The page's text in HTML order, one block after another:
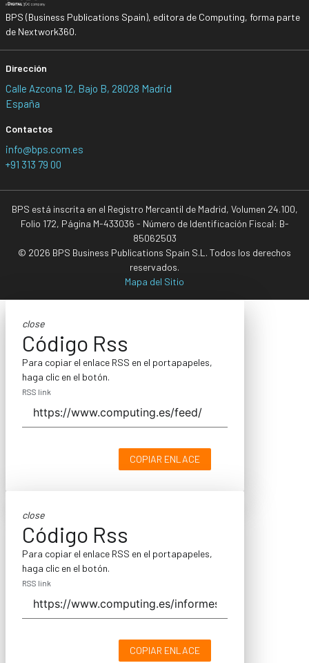
BPS (Business Publications Spain), editora de Computing, forma parte
de Nextwork360.
Dirección
Calle Azcona 12, Bajo B, 28028 Madrid
España
Contactos
info@bps.com.es
+91 313 79 00
BPS está inscrita en el Registro Mercantil de Madrid, Volumen 24.100,
Folio 172, Página M-433036 - Número de Identificación Fiscal: B-
85062503
© 2026 BPS Business Publications Spain S.L. Todos los derechos
reservados.
Mapa del Sitio
close
Código Rss
Para copiar el enlace RSS en el portapapeles,
haga clic en el botón.
RSS link
COPIAR ENLACE
close
Código Rss
Para copiar el enlace RSS en el portapapeles,
haga clic en el botón.
RSS link
COPIAR ENLACE